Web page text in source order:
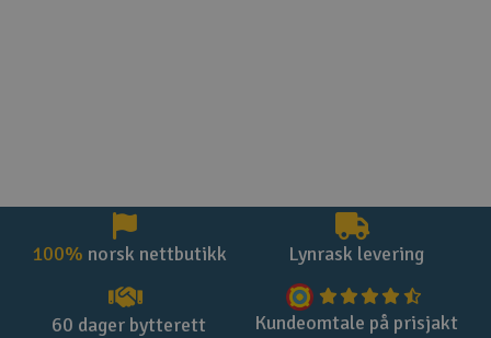
100% norsk nettbutikk Lynrask levering
60 dager bytterett Kundeomtale på prisjakt